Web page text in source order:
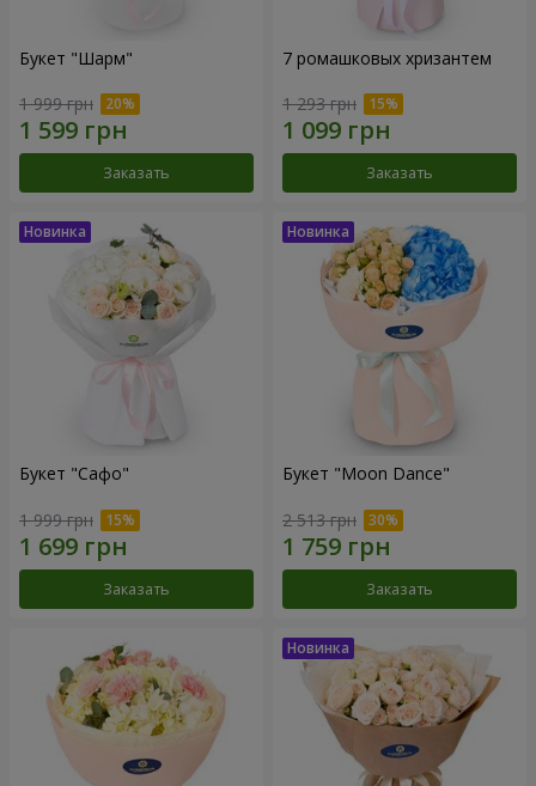
Букет "Шарм"
1 999 грн
Заказать
7 ромашковых хризантем
1 293 грн
Заказать
Букет "Сафо"
1 999 грн
Заказать
Букет "Moon Dance"
2 513 грн
Заказать